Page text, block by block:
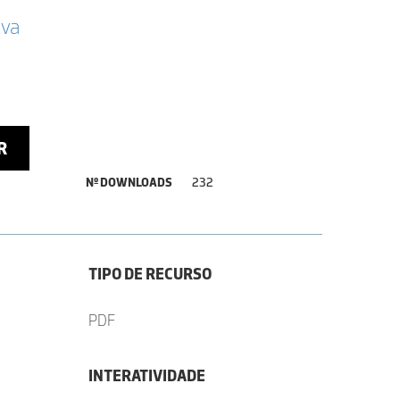
Nº DOWNLOADS 232
TIPO DE RECURSO
PDF
INTERATIVIDADE